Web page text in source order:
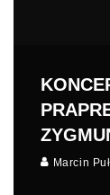
Marcin